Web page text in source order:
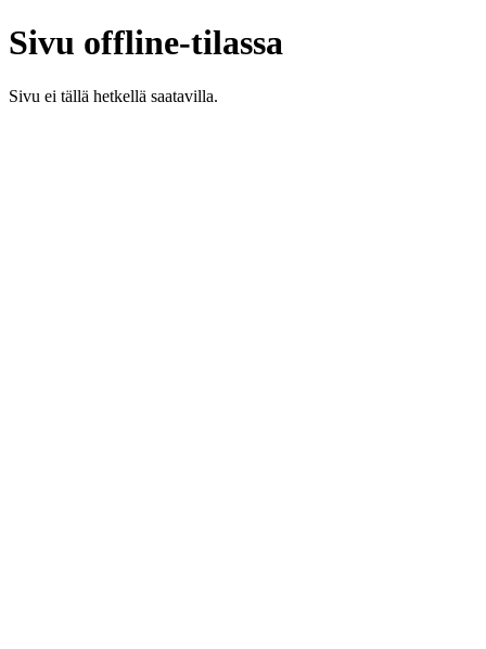
Sivu offline-tilassa
Sivu ei tällä hetkellä saatavilla.